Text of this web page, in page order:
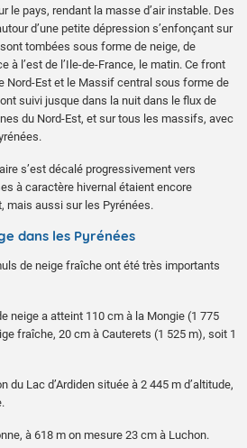
le pays, rendant la masse d’air instable. Des
d’une petite dépression s’enfonçant sur
tombées sous forme de neige, de
à l’est de l’Ile-de-France, le matin. Ce front
Nord-Est et le Massif central sous forme de
suivi jusque dans la nuit dans le flux de
du Nord-Est, et sur tous les massifs, avec
s’est décalé progressivement vers
à caractère hivernal étaient encore
mais aussi sur les Pyrénées.
dans les Pyrénées
de neige fraîche ont été très importants
neige a atteint 110 cm à la Mongie (1 775
fraîche, 20 cm à Cauterets (1 525 m), soit 1
du Lac d’Ardiden située à 2 445 m d’altitude,
à 618 m on mesure 23 cm à Luchon.